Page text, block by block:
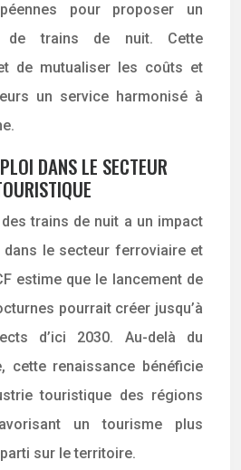
pour proposer un
de trains de nuit. Cette
de mutualiser les coûts et
un service harmonisé à
DANS LE SECTEUR
trains de nuit a un impact
dans le secteur ferroviaire et
estime que le lancement de
pourrait créer jusqu’à
d’ici 2030. Au-delà du
cette renaissance bénéficie
touristique des régions
un tourisme plus
sur le territoire.